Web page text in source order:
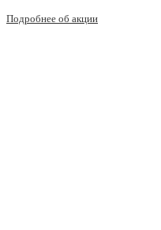
Подробнее об акции